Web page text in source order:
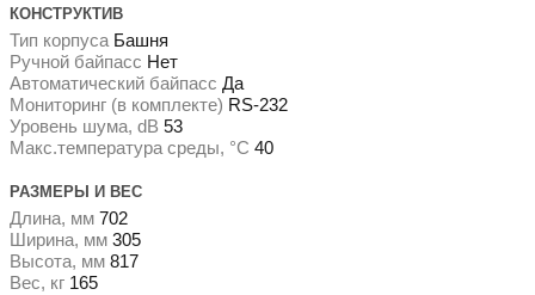
КОНСТРУКТИВ
Тип корпуса Башня
Ручной байпасс Нет
Автоматический байпасс Да
Мониторинг (в комплекте) RS-232
Уровень шума, dB 53
Макс.температура среды, °С 40
РАЗМЕРЫ И ВЕС
Длина, мм 702
Ширина, мм 305
Высота, мм 817
Вес, кг 165